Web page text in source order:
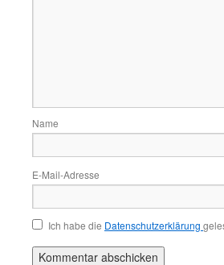
Name
E-Mail-Adresse
Ich habe die Datenschutzerklärung